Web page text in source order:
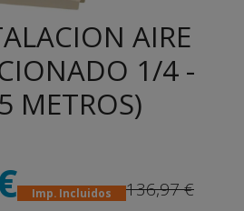
AIRE
1/4 -
METROS)
Imp. Incluidos
136,97 €